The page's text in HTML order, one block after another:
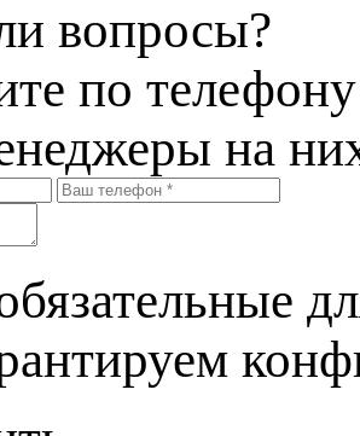
вопросы?
по
на